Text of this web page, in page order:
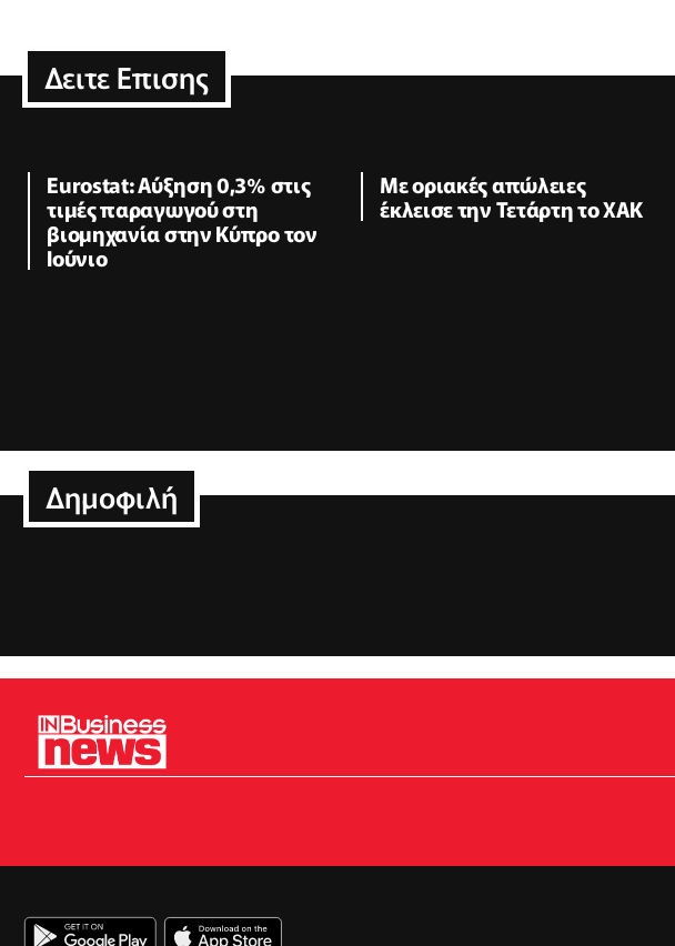
Δειτε Επισης
Eurostat: Αύξηση 0,3% στις
τιμές παραγωγού στη
βιομηχανία στην Κύπρο τον
Ιούνιο
Με οριακές απώλειες
έκλεισε την Τετάρτη το ΧΑΚ
Δημοφιλή